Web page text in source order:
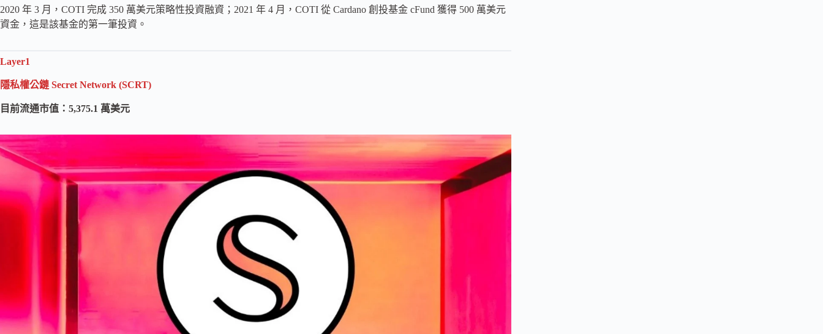
2020 年 3 月，COTI 完成 350 萬美元策略性投資融資；2021 年 4 月，COTI 從 Cardano 創投基金 cFund 獲得 500 萬美元
資金，這是該基金的第一筆投資。
Layer1
隱私權公鏈 Secret Network (SCRT)
目前流通市值：5,375.1 萬美元